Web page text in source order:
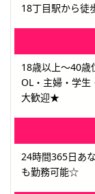
18丁目駅から
18歳以上～40
OL・主婦・学生
大歓迎★
24時間365日あ
も勤務可能☆